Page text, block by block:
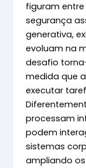
figuram
segurança
generativa,
evoluam na
desafio
medida que
executar
processam
podem
sistemas
ampliando